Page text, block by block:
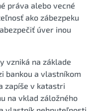
práva alebo vecné
ako zábezpeku
úver inou
vzniká na základe
bankou a vlastníkom
zapíše v katastri
na vklad záložného